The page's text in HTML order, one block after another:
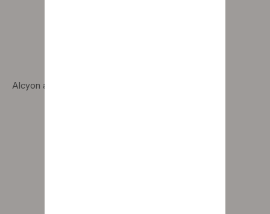
Alcyon armchair with graphite wooden legs